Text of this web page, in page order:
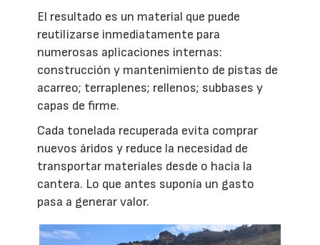
El resultado es un material que puede
reutilizarse inmediatamente para
numerosas aplicaciones internas:
construcción y mantenimiento de pistas de
acarreo; terraplenes; rellenos; subbases y
capas de firme.
Cada tonelada recuperada evita comprar
nuevos áridos y reduce la necesidad de
transportar materiales desde o hacia la
cantera. Lo que antes suponía un gasto
pasa a generar valor.